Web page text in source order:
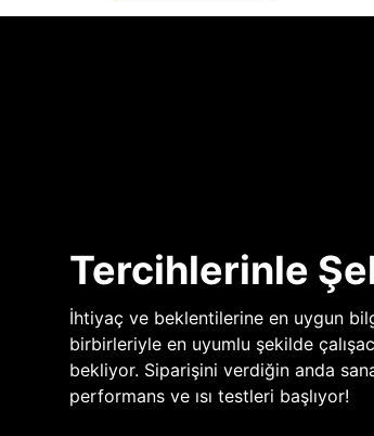
Tercihlerinle
İhtiyaç ve beklentilerine en uygun
birbirleriyle en uyumlu şekilde
bekliyor. Siparişini verdiğin anda
performans ve ısı testleri başlıyor!